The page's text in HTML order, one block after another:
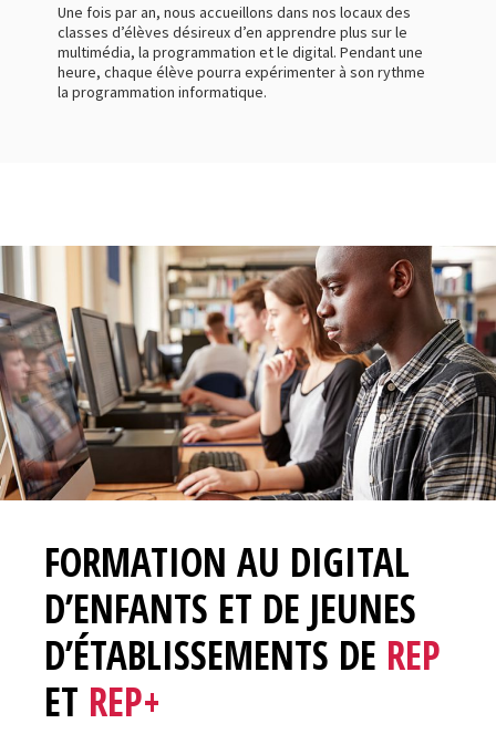
Une fois par an, nous accueillons dans nos locaux des
classes d’élèves désireux d’en apprendre plus sur le
multimédia, la programmation et le digital. Pendant une
heure, chaque élève pourra expérimenter à son rythme
la programmation informatique.
FORMATION AU DIGITAL
D’ENFANTS ET DE JEUNES
D’ÉTABLISSEMENTS DE REP
ET REP+